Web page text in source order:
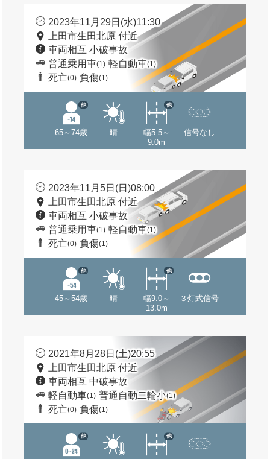
2023年11月29日(水)11:30
上田市生田北原 付近
車両相互 小破事故
普通乗用車(1) 軽自動車(1)
死亡(0) 負傷(1)
65～74歳
他
晴
幅5.5～
9.0m
他
信号なし
2023年11月5日(日)08:00
上田市生田北原 付近
車両相互 小破事故
普通乗用車(1) 軽自動車(1)
死亡(0) 負傷(1)
45～54歳
他
晴
幅9.0～
13.0m
他
３灯式信号
2021年8月28日(土)20:55
上田市生田北原 付近
車両相互 中破事故
軽自動車(1) 普通自動二輪小(1)
死亡(0) 負傷(1)
他 他